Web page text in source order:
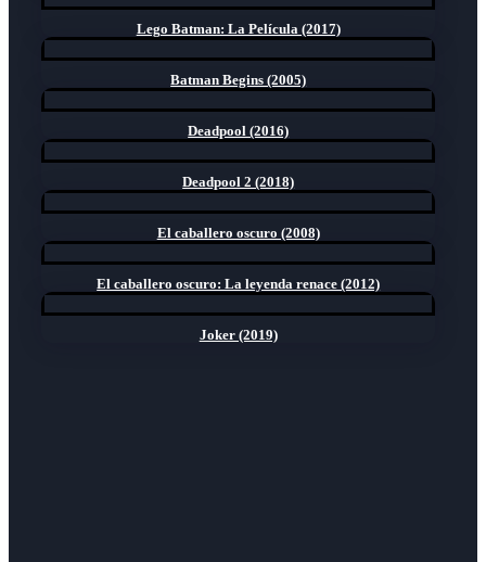
Lego Batman: La Película (2017)
Batman Begins (2005)
Deadpool (2016)
Deadpool 2 (2018)
El caballero oscuro (2008)
El caballero oscuro: La leyenda renace (2012)
Joker (2019)